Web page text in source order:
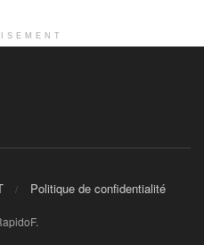
Politique de confidentialité